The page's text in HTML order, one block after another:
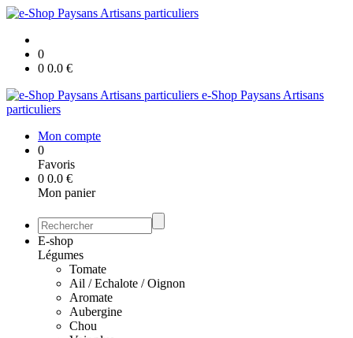
0
0 0.0 €
e-Shop Paysans Artisans
particuliers
Mon compte
0
Favoris
0 0.0 €
Mon panier
E-shop
Légumes
Tomate
Ail / Echalote / Oignon
Aromate
Aubergine
Chou